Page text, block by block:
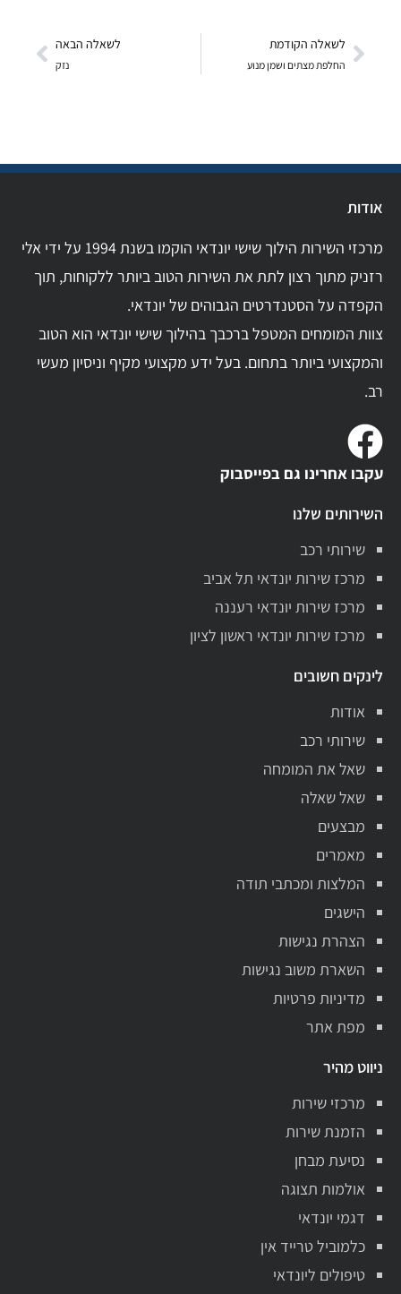
לשאלה הקודמת
החלפת מצתים ושמן מנוע
לשאלה הבאה
נזק
אודות
מרכזי השירות הילוך שישי יונדאי הוקמו בשנת 1994 על ידי אלי
רזניק מתוך רצון לתת את השירות הטוב ביותר ללקוחות, תוך
הקפדה על הסטנדרטים הגבוהים של יונדאי.
צוות המומחים המטפל ברכבך בהילוך שישי יונדאי הוא הטוב
והמקצועי ביותר בתחום. בעל ידע מקצועי מקיף וניסיון מעשי
רב.
עקבו אחרינו גם בפייסבוק
השירותים שלנו
שירותי רכב
מרכז שירות יונדאי תל אביב
מרכז שירות יונדאי רעננה
מרכז שירות יונדאי ראשון לציון
לינקים חשובים
אודות
שירותי רכב
שאל את המומחה
שאל שאלה
מבצעים
מאמרים
המלצות ומכתבי תודה
הישגים
הצהרת נגישות
השארת משוב נגישות
מדיניות פרטיות
מפת אתר
ניווט מהיר
מרכזי שירות
הזמנת שירות
נסיעת מבחן
אולמות תצוגה
דגמי יונדאי
כלמוביל טרייד אין
טיפולים ליונדאי